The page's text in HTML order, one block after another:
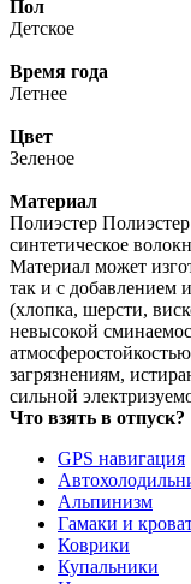
Пол
Детское
Время года
Летнее
Цвет
Зеленое
Материал
Полиэстер
синтетическое
Материал может
так и с добавлением
(хлопка, шерсти,
невысокой
загрязнениям,
сильной
Что взять в отпуск?
GPS навигация
Альпинизм
Гамаки и
Коврики
Купальники